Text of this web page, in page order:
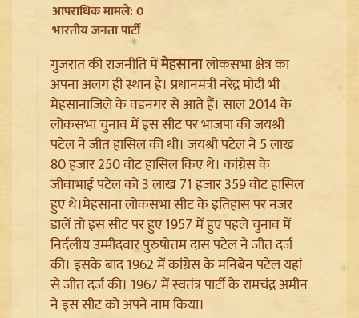
Jantar Mantar से अदालत तक: Brij Bhushan के खिलाफ
यौन उत्पीड़न मामले में Legal Battle का अंत
आपराधिक मामले: 0
भारतीय जनता पार्टी
गुजरात की राजनीति मेंमेहसानालोकसभा क्षेत्र का
अपना अलग ही स्थान है। प्रधानमंत्री नरेंद्र मोदी भी
मेहसानाजिले के वडनगर से आते हैं। साल 2014 के
लोकसभा चुनाव में इस सीट पर भाजपा की जयश्री
पटेल ने जीत हासिल की थी। जयश्री पटेल ने 5 लाख
80 हजार 250 वोट हासिल किए थे। कांग्रेस के
जीवाभाई पटेल को 3 लाख 71 हजार 359 वोट हासिल
हुए थे।मेहसाना लोकसभा सीट के इतिहास पर नजर
डालें तो इस सीट पर हुए 1957 में हुए पहले चुनाव में
निर्दलीय उम्मीदवार पुरुषोत्तम दास पटेल ने जीत दर्ज
की। इसके बाद 1962 में कांग्रेस के मनिबेन पटेल यहां
से जीत दर्ज की। 1967 में स्वतंत्र पार्टी के रामचंद्र अमीन
ने इस सीट को अपने नाम किया।